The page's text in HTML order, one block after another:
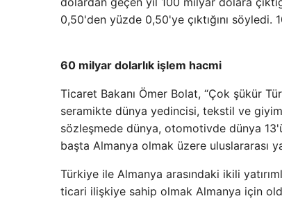
0,50'den yüzde 0,50'ye çıktığını söyledi.
60 milyar dolarlık işlem hacmi
Ticaret Bakanı Ömer Bolat, “Çok şükür
seramikte dünya yedincisi, tekstil ve
sözleşmede dünya, otomotivde dünya
başta Almanya olmak üzere uluslararası
Türkiye ile Almanya arasındaki ikili
ticari ilişkiye sahip olmak Almanya için